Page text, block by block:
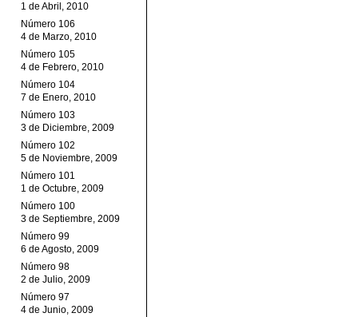
1 de Abril, 2010
Número 106
4 de Marzo, 2010
Número 105
4 de Febrero, 2010
Número 104
7 de Enero, 2010
Número 103
3 de Diciembre, 2009
Número 102
5 de Noviembre, 2009
Número 101
1 de Octubre, 2009
Número 100
3 de Septiembre, 2009
Número 99
6 de Agosto, 2009
Número 98
2 de Julio, 2009
Número 97
4 de Junio, 2009